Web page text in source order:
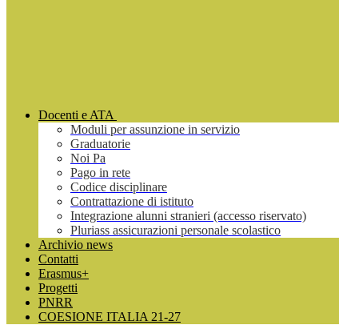
Docenti e ATA
Moduli per assunzione in servizio
Graduatorie
Noi Pa
Pago in rete
Codice disciplinare
Contrattazione di istituto
Integrazione alunni stranieri (accesso riservato)
Pluriass assicurazioni personale scolastico
Archivio news
Contatti
Erasmus+
Progetti
PNRR
COESIONE ITALIA 21-27